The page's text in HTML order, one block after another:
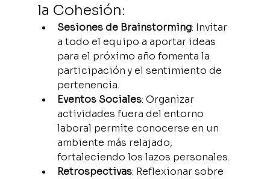
la Cohesión:
Sesiones de Brainstorming: Invitar
a todo el equipo a aportar ideas
para el próximo año fomenta la
participación y el sentimiento de
pertenencia.
Eventos Sociales: Organizar
actividades fuera del entorno
laboral permite conocerse en un
ambiente más relajado,
fortaleciendo los lazos personales.
Retrospectivas: Reflexionar sobre